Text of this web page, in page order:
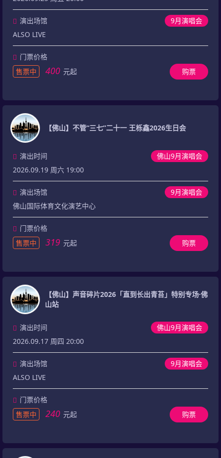
9月演唱会
演出场馆
ALSO LIVE
门票价格
售票中
400 元起 购票
【佛山】不管“三七”二十一 王栎鑫2026生日会
佛山9月演唱会
演出时间
2026.09.19 周六 19:00
9月演唱会
演出场馆
佛山国际体育文化演艺中心
门票价格
售票中
319 元起 购票
【佛山】声音碎片2026「直到长出青苔」特别专场·佛
山站
佛山9月演唱会
演出时间
2026.09.17 周四 20:00
9月演唱会
演出场馆
ALSO LIVE
门票价格
售票中
240 元起 购票